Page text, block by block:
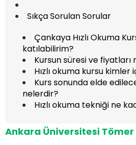
Sıkça Sorulan Sorular
Çankaya Hızlı Okuma
katılabilirim?
Kursun süresi ve fiyatları
Hızlı okuma kursu kimler
Kurs sonunda elde
nelerdir?
Hızlı okuma tekniği ne
Ankara Üniversitesi Tömer